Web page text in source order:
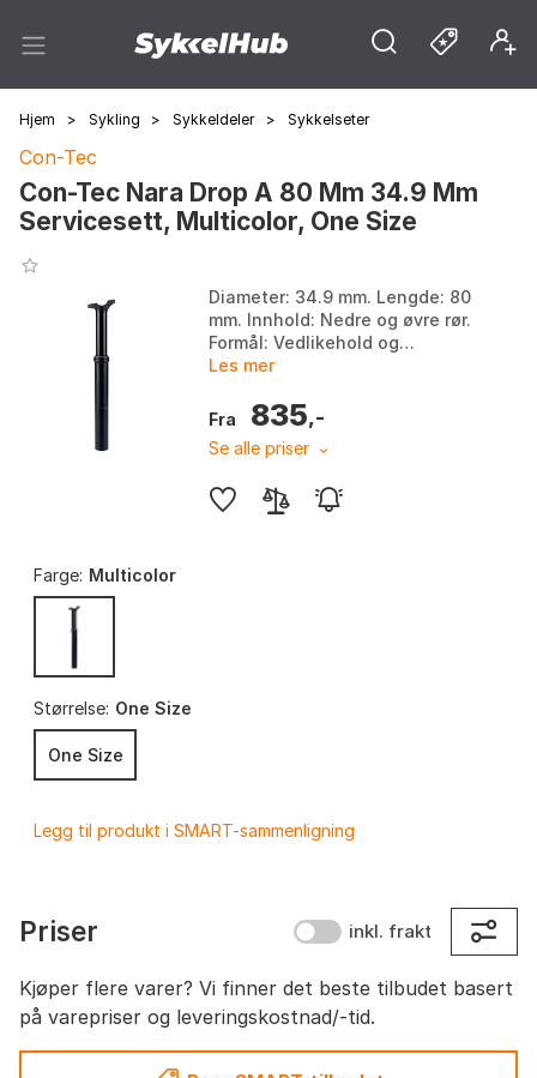
Hjem > Sykling > Sykkeldeler > Sykkelseter
Con-Tec
Con-Tec Nara Drop A 80 Mm 34.9 Mm
Servicesett, Multicolor, One Size
Diameter: 34.9 mm. Lengde: 80
mm. Innhold: Nedre og øvre rør.
Formål: Vedlikehold og
fornyelse. Farge: Multicolor.
Les mer
Fra 835,-
Se alle priser
Farge: Multicolor
Størrelse: One Size
One Size
Legg til produkt i SMART-sammenligning
Priser inkl. frakt
Kjøper flere varer? Vi finner det beste tilbudet basert
på varepriser og leveringskostnad/-tid.